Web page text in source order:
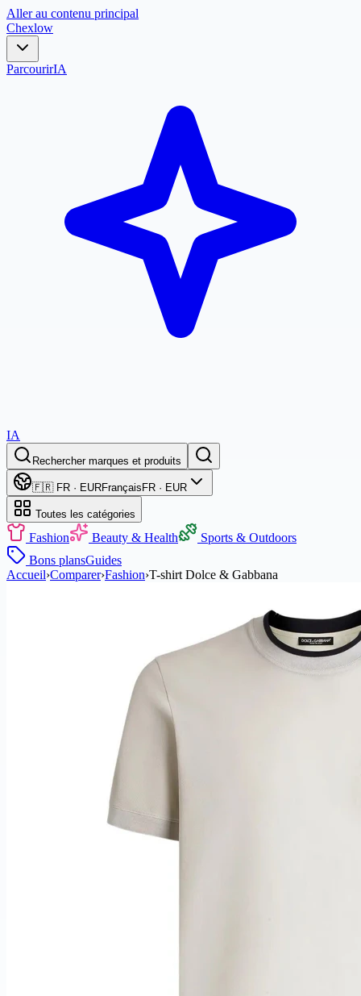
Aller au contenu principal
Chexlow
ParcourirIA
IA
Rechercher marques et produits
🇫🇷 FR · EURFrançais FR · EUR
Toutes les catégories
Fashion Beauty & Health
Sports & Outdoors
Bons plansGuides
Accueil›Comparer›Fashion›T-shirt Dolce & Gabbana